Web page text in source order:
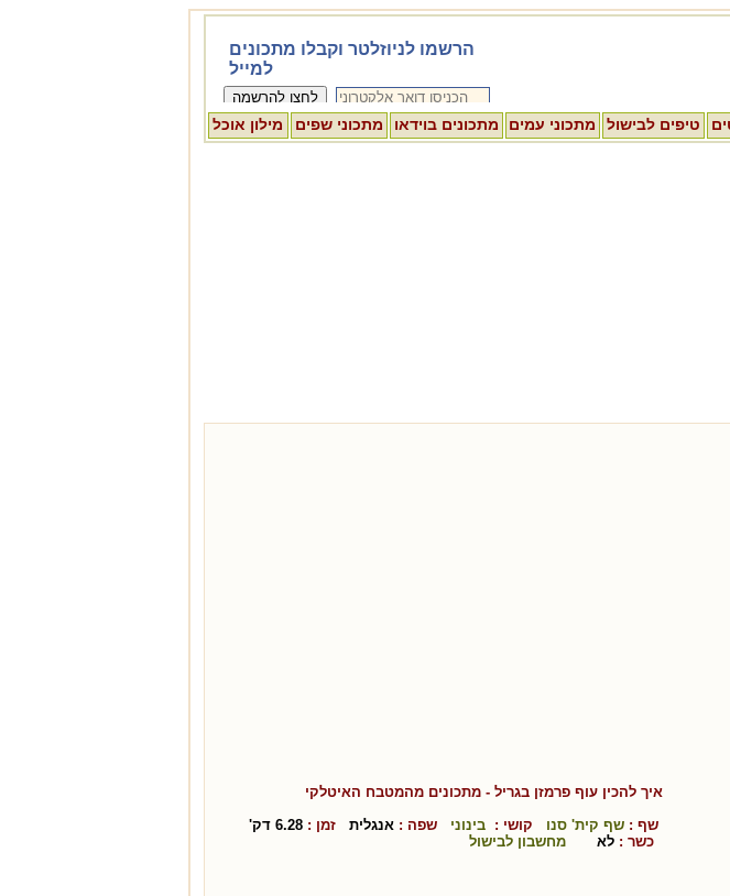
טיפים לבישול מתכוני עמים מתכונים בוידאו מתכוני שפים מילון אוכל
איך להכין עוף פרמזן בגריל - מתכונים מהמטבח האיטלקי
שף : שף קית' סנו קושי : בינוני שפה : אנגלית זמן : 6.28 דק'
כשר : לא מחשבון לבישול